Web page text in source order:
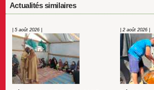
Actualités similaires
| 5 août 2026 | | 2 août 2026 |